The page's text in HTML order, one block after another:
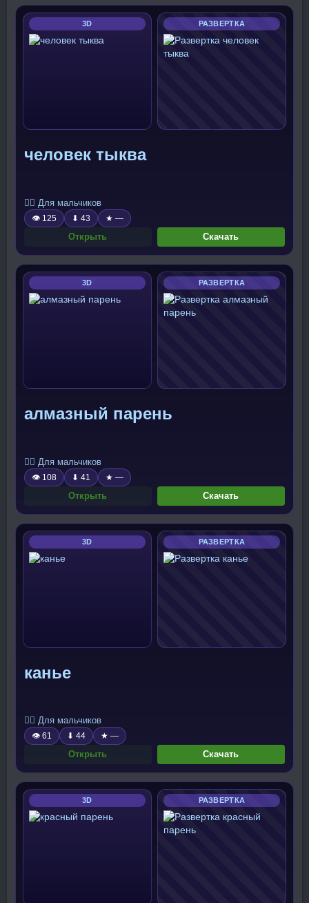
3D РАЗВЕРТКА
человек тыква
🧍‍♂️ Для мальчиков
👁 125 ⬇ 43 ★ —
Открыть Скачать
3D РАЗВЕРТКА
алмазный парень
🧍‍♂️ Для мальчиков
👁 108 ⬇ 41 ★ —
Открыть Скачать
3D РАЗВЕРТКА
канье
🧍‍♂️ Для мальчиков
👁 61 ⬇ 44 ★ —
Открыть Скачать
3D РАЗВЕРТКА